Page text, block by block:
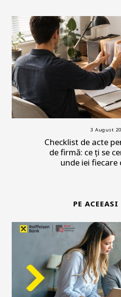
3 August
Checklist de acte
de firmă: ce ți se
unde iei fiecare
PE